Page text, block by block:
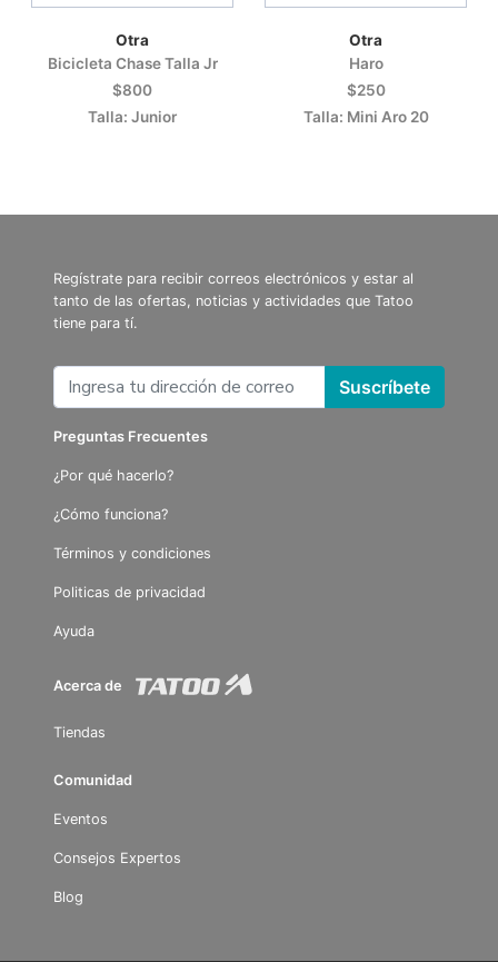
Otra
Bicicleta Chase Talla Jr
$800
Talla: Junior
Otra
Haro
$250
Talla: Mini Aro 20
Regístrate para recibir correos electrónicos y estar al
tanto de las ofertas, noticias y actividades que Tatoo
tiene para tí.
Suscríbete
Preguntas Frecuentes
¿Por qué hacerlo?
¿Cómo funciona?
Términos y condiciones
Politicas de privacidad
Ayuda
Acerca de
Tiendas
Comunidad
Eventos
Consejos Expertos
Blog